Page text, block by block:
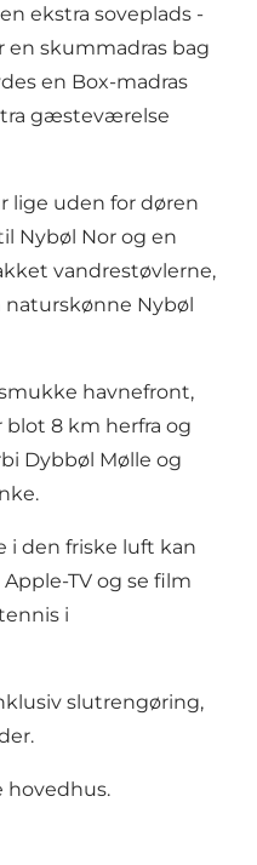
ekstra soveplads -
en skummadras bag
en Box-madras
gæsteværelse
lige uden for døren
Nybøl Nor og en
vandrestøvlerne,
Nybøl
havnefront,
8 km herfra og
Dybbøl Mølle og
i den friske luft kan
TV og se film
i
slutrengøring,
hovedhus.